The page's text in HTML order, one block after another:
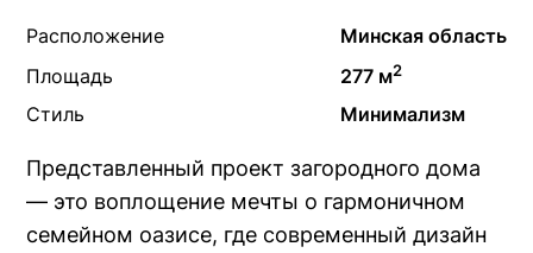
Расположение
Минская область
Площадь
277 м2
Стиль Минимализм
Представленный проект загородного дома
— это воплощение мечты о гармоничном
семейном оазисе, где современный дизайн